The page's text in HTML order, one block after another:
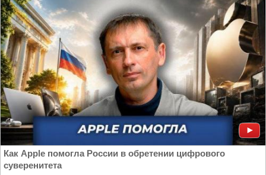
Как Apple помогла России в обретении цифрового
суверенитета